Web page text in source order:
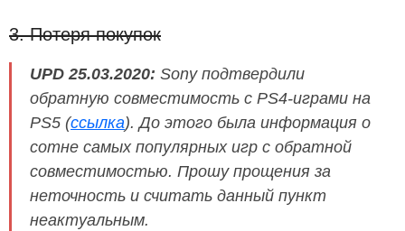
3. Потеря покупок
UPD 25.03.2020: Sony подтвердили
обратную совместимость с PS4-играми на
PS5 (ссылка). До этого была информация о
сотне самых популярных игр с обратной
совместимостью. Прошу прощения за
неточность и считать данный пункт
неактуальным.